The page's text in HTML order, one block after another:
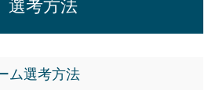
選考方法
ム選考方法